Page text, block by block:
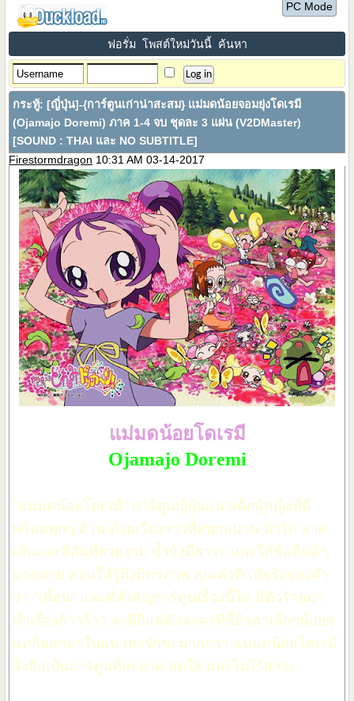
PC Mode
ฟอรั่ม โพสต์ใหม่วันนี้ ค้นหา
กระทู้:[ญี่ปุ่น]-{การ์ตูนเก่าน่าสะสม} แม่มดน้อยจอมยุ่งโดเรมี
(Ojamajo Doremi) ภาค 1-4 จบ ชุดละ 3 แผ่น (V2DMaster)
[SOUND : THAI และ NO SUBTITLE]
Firestormdragon 10:31 AM 03-14-2017
แม่มดน้อยโดเรมี
Ojamajo Doremi
"แม่มดน้อยโดเรมี" การ์ตูนญี่ปุ่นแนวเด็กผู้หญิงที่ดี
พร้อมทุกๆ ด้าน ด้วยเรื่องราวที่สนุกสนาน น่ารัก ลาย
เส้นและสีสันที่สวยงาม ซ้ำยังมีสาระ และให้ข้อคิดดีๆ
มากมาย สอนให้รู้ถึงมิตรภาพ คุณค่าที่แท้จริงของคำ
ว่า "เพื่อน" และที่สำคัญการ์ตูนเรื่องนี้ไม่ มีตัวร้ายมา
ทำเรื่องก้าวร้าว จะมีก็แค่ตัวละครที่ขี้อิจฉาเล็กๆน้อยๆ
แต่ก็ออกมาในแนวน่ารักซะมากกว่า แม่มดน้อยโดเรมี
จึงถือเป็นการ์ตูนที่สะอาด สดใส และไม่ไร้สาระ